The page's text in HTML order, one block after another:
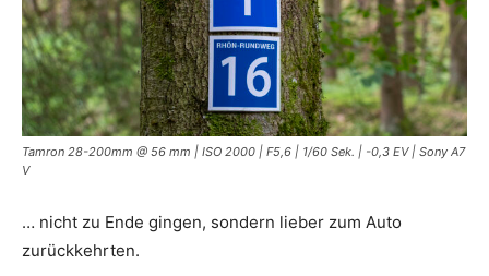
Tamron 28-200mm @ 56 mm | ISO 2000 | F5,6 | 1/60 Sek. | -0,3 EV | Sony A7
V
… nicht zu Ende gingen, sondern lieber zum Auto
zurückkehrten.